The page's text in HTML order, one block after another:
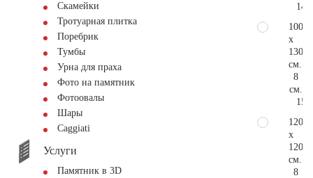
Скамейки
Тротуарная плитка
Поребрик
Тумбы
Урна для праха
Фото на памятник
Фотоовалы
Шары
Сaggiati
Услуги
Памятник в 3D
100
x
130
см.
8
см.
120
x
120
см.
8